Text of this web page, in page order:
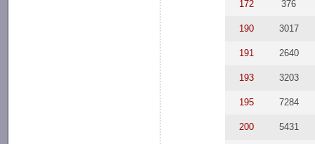
172 376
190 3017
191 2640
193 3203
195 7284
200 5431